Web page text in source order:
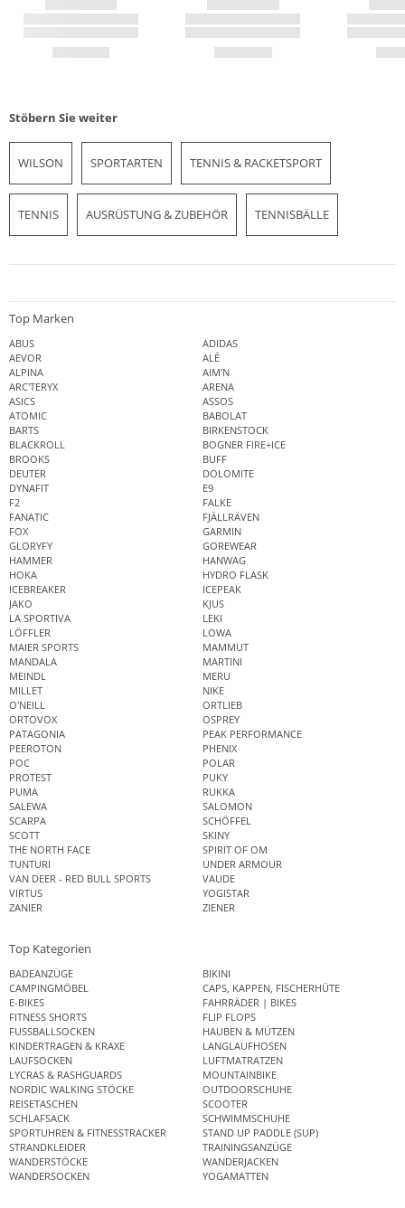
Stöbern Sie weiter
WILSON SPORTARTEN TENNIS & RACKETSPORT
TENNIS AUSRÜSTUNG & ZUBEHÖR TENNISBÄLLE
Top Marken
ABUS
ADIDAS
AEVOR
ALÉ
ALPINA
AIM'N
ARC'TERYX
ARENA
ASICS
ASSOS
ATOMIC
BABOLAT
BARTS
BIRKENSTOCK
BLACKROLL
BOGNER FIRE+ICE
BROOKS
BUFF
DEUTER
DOLOMITE
DYNAFIT
E9
F2
FALKE
FANATIC
FJÄLLRÄVEN
FOX
GARMIN
GLORYFY
GOREWEAR
HAMMER
HANWAG
HOKA
HYDRO FLASK
ICEBREAKER
ICEPEAK
JAKO
KJUS
LA SPORTIVA
LEKI
LÖFFLER
LOWA
MAIER SPORTS
MAMMUT
MANDALA
MARTINI
MEINDL
MERU
MILLET
NIKE
O'NEILL
ORTLIEB
ORTOVOX
OSPREY
PATAGONIA
PEAK PERFORMANCE
PEEROTON
PHENIX
POC
POLAR
PROTEST
PUKY
PUMA
RUKKA
SALEWA
SALOMON
SCARPA
SCHÖFFEL
SCOTT
SKINY
THE NORTH FACE
SPIRIT OF OM
TUNTURI
UNDER ARMOUR
VAN DEER - RED BULL SPORTS
VAUDE
VIRTUS
YOGISTAR
ZANIER
ZIENER
Top Kategorien
BADEANZÜGE
BIKINI
CAMPINGMÖBEL
CAPS, KAPPEN, FISCHERHÜTE
E-BIKES
FAHRRÄDER | BIKES
FITNESS SHORTS
FLIP FLOPS
FUSSBALLSOCKEN
HAUBEN & MÜTZEN
KINDERTRAGEN & KRAXE
LANGLAUFHOSEN
LAUFSOCKEN
LUFTMATRATZEN
LYCRAS & RASHGUARDS
MOUNTAINBIKE
NORDIC WALKING STÖCKE
OUTDOORSCHUHE
REISETASCHEN
SCOOTER
SCHLAFSACK
SCHWIMMSCHUHE
SPORTUHREN & FITNESSTRACKER
STAND UP PADDLE (SUP)
STRANDKLEIDER
TRAININGSANZÜGE
WANDERSTÖCKE
WANDERJACKEN
WANDERSOCKEN
YOGAMATTEN